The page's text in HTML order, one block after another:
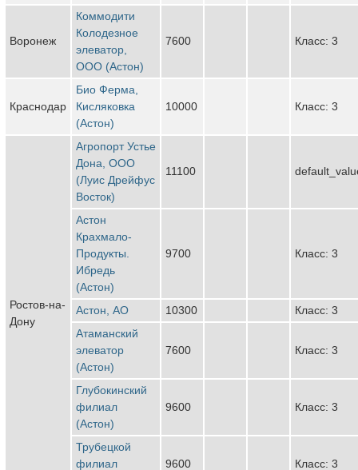
Воронеж
Коммодити
Колодезное
элеватор,
ООО (Астон)
7600 Класс: 3
Краснодар
Био Ферма,
Кисляковка
(Астон)
10000 Класс: 3
Ростов-на-
Дону
Агропорт Устье
Дона, ООО
(Луис Дрейфус
Восток)
11100
Астон
Крахмало-
Продукты.
Ибредь
(Астон)
9700 Класс: 3
Астон, АО 10300
Класс: 3
Атаманский
элеватор
(Астон)
7600 Класс: 3
Глубокинский
филиал
(Астон)
9600 Класс: 3
Трубецкой
филиал
9600 Класс: 3